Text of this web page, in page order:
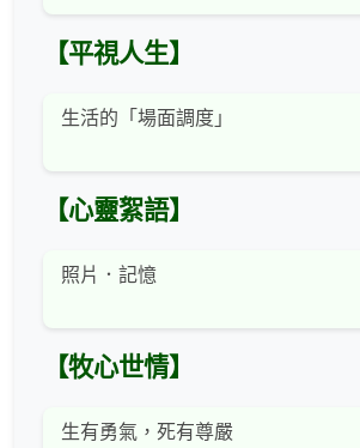
【平視人生】
生活的「場面調度」
【心靈絮語】
照片．記憶
【牧心世情】
生有勇氣，死有尊嚴